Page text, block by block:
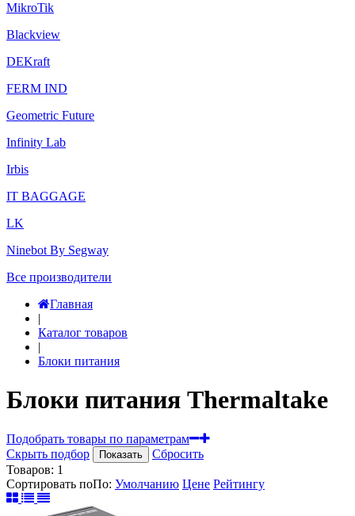
MikroTik
Blackview
DEKraft
FERM IND
Geometric Future
Infinity Lab
Irbis
IT BAGGAGE
LK
Ninebot By Segway
Все производители
Главная
|
Каталог товаров
|
Блоки питания
Блоки питания Thermaltake
Подобрать товары по параметрам
Скрыть подбор
Показать
Сбросить
Товаров: 1
Сортировать поПо: Умолчанию Цене Рейтингу